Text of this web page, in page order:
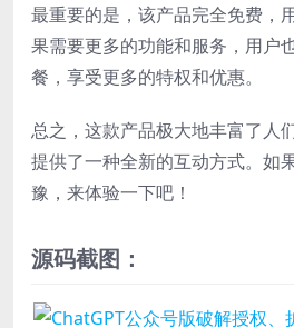
最重要的是，该产品完全免费，
果需要更多的功能和服务，用户
餐，享受更多的特权和优惠。
总之，这款产品极大地丰富了人
提供了一种全新的互动方式。如
豫，来体验一下吧！
源码截图：